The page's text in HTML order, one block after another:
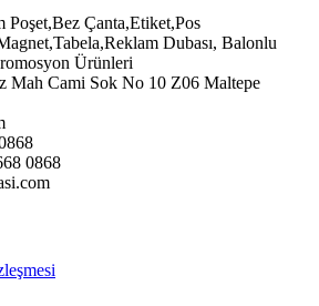
Poşet,Bez Çanta,Etiket,Pos
Dubası, Balonlu
Ürünleri
Mah Cami Sok No 10 Z06 Maltepe
0868